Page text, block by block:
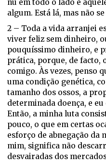
nu em todo o lado e
algum. Está lá, mas não se
2 – Toda a vida arranjei
viver feliz sem dinheiro,
pouquíssimo dinheiro, e
prática, porque, de facto,
comigo. Às vezes, penso
uma condição genética,
tamanho dos ossos, a
determinada doença, e eu
Então, a minha luta
pouco, o que em certas
esforço de abnegação da
mim, significa não
desvairadas dos